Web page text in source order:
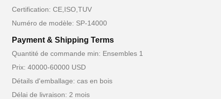
Certification: CE,ISO,TUV
Numéro de modèle: SP-14000
Payment & Shipping Terms
Quantité de commande min: Ensembles 1
Prix: 40000-60000 USD
Détails d'emballage: cas en bois
Délai de livraison: 2 mois